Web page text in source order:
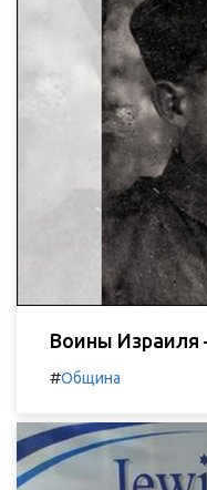
Воины Израиля
#Община